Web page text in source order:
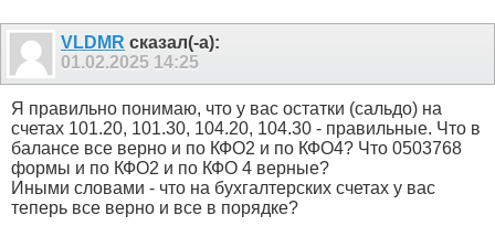
VLDMR сказал(-а):
01.02.2025 14:25
Я правильно понимаю, что у вас остатки (сальдо) на
счетах 101.20, 101.30, 104.20, 104.30 - правильные. Что в
балансе все верно и по КФО2 и по КФО4? Что 0503768
формы и по КФО2 и по КФО 4 верные?
Иными словами - что на бухгалтерских счетах у вас
теперь все верно и все в порядке?